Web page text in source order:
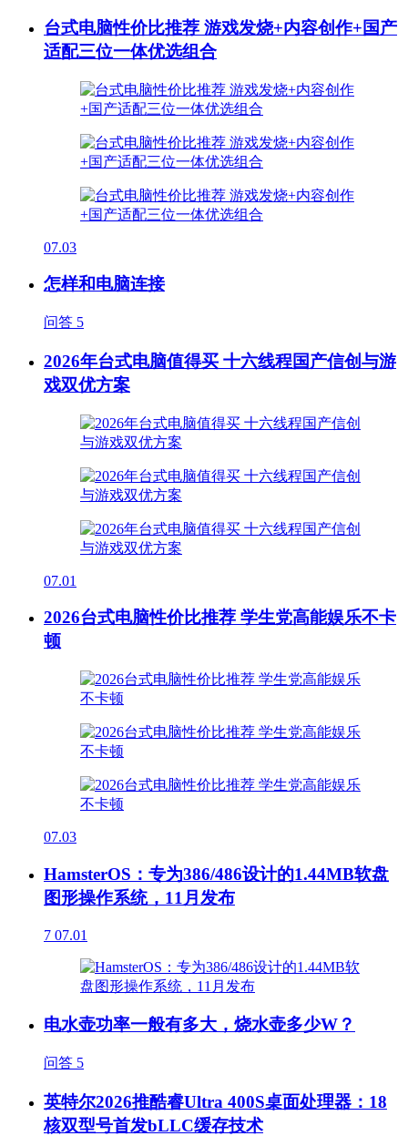
台式电脑性价比推荐 游戏发烧+内容创作+国产
适配三位一体优选组合
07.03
怎样和电脑连接
问答 5
2026年台式电脑值得买 十六线程国产信创与游
戏双优方案
07.01
2026台式电脑性价比推荐 学生党高能娱乐不卡
顿
07.03
HamsterOS：专为386/486设计的1.44MB软盘
图形操作系统，11月发布
7 07.01
电水壶功率一般有多大，烧水壶多少W？
问答 5
英特尔2026推酷睿Ultra 400S桌面处理器：18
核双型号首发bLLC缓存技术